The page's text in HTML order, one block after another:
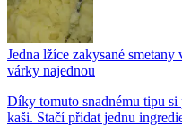
Jedna lžíce zakysané
várky najednou
Díky tomuto snadnému tipu
kaši. Stačí přidat jednu